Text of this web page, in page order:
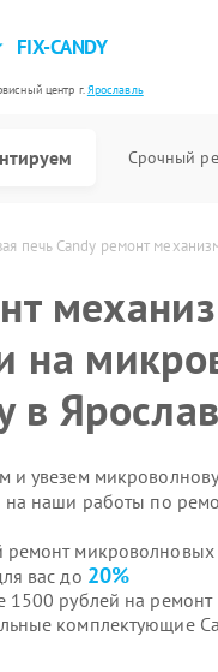
FIX-CANDY
центр г.Ярославль
Срочный
печь Candy ремонт
на
в
и увезем
на наши работы по
микроволновых
вас до 20%
1500 рублей на ремонт
комплектующие